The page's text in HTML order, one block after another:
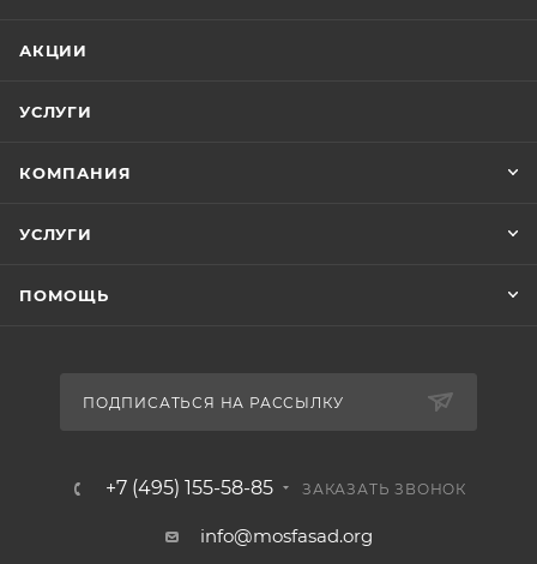
АКЦИИ
УСЛУГИ
КОМПАНИЯ
УСЛУГИ
ПОМОЩЬ
ПОДПИСАТЬСЯ НА РАССЫЛКУ
+7 (495) 155-58-85 ЗАКАЗАТЬ ЗВОНОК
info@mosfasad.org